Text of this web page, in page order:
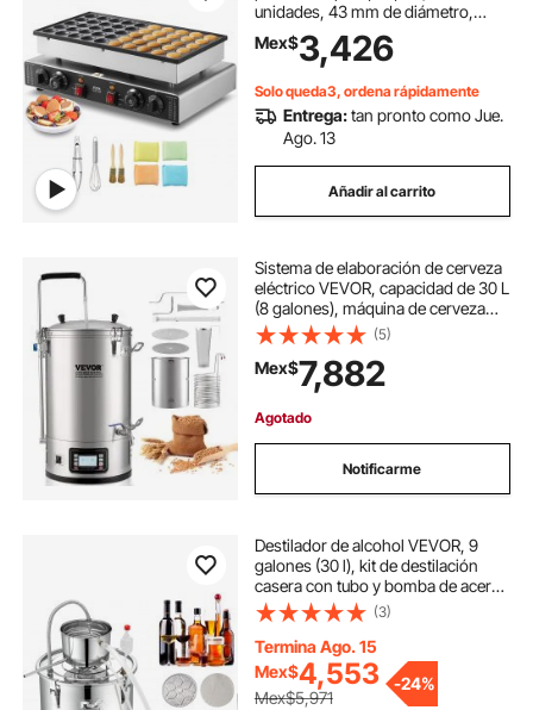
unidades, 43 mm de diámetro,
parrilla eléctrica comercial para
poffertjes, 1700 W, acero inoxidable
antiadherente, control dual de
temperatura y tiempo, para cocina
casera y restaurante
Mex$3,426
Solo queda3, ordena rápidamente
Entrega:tan pronto como Jue.
Ago. 13
Añadir al carrito
Sistema de elaboración de cerveza
eléctrico VEVOR, capacidad de 30 L
(8 galones), máquina de cerveza
doméstica todo en uno con bomba,
dispositivo de maceración y
ebullición con panel, modo
automático/manual, potencia de
100-1800 W, temperatura de 25-100
℃, temporizador de 1-180 min,
memoria de recetas.
(5)
Mex$7,882
Agotado
Notificarme
Destilador de alcohol VEVOR, 9
galones (30 l), kit de destilación
casera con tubo y bomba de acero
inoxidable, válvula de escape
unidireccional y termómetro (30-
120 ℃) para whisky, vino y brandy
caseros, plateado
(3)
Termina Ago. 15
Mex$4,553
Mex$5,971
-24%